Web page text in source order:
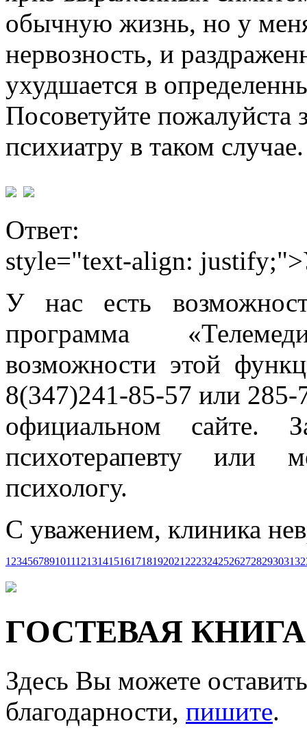
обычную жизнь, но у
нервозность, и
ухудшается в
Посоветуйте пожалуйста
психиатру в таком
Ответ:
style="text-align:
У нас есть
программа
возможности этой
8(347)241-85-57 или
официальном сайте.
психотерапевту или
психологу.
С уважением, клиника
1 23456789101112131415161718192021 2223242526272829303132
ГОСТЕВАЯ КНИГА
Здесь Вы можете
благодарности, пишите.